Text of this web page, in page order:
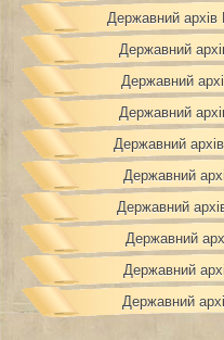
Державний архів
Державний
Державний
Державний
Державний
Державний
Державний
Державний
Державний
Державний